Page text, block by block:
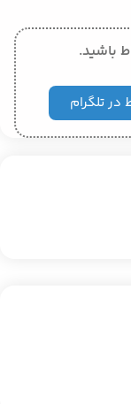
باشید.
در تلگرام